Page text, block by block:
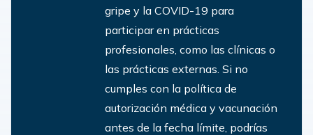
gripe y la COVID-19 para
participar en prácticas
profesionales, como las clínicas o
las prácticas externas. Si no
cumples con la política de
autorización médica y vacunación
antes de la fecha límite, podrías